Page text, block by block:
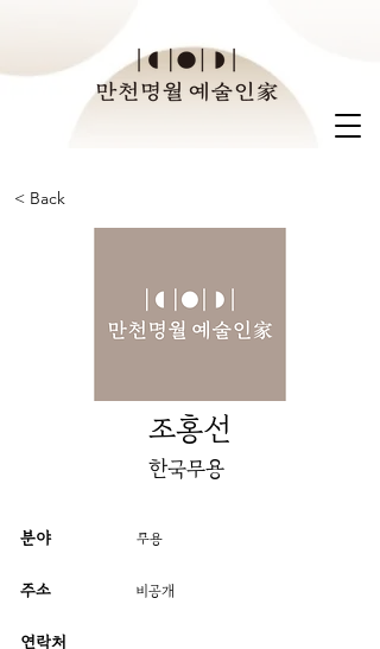
< Back
조홍선
한국무용
분야
주소
연락처
무용
​비공개